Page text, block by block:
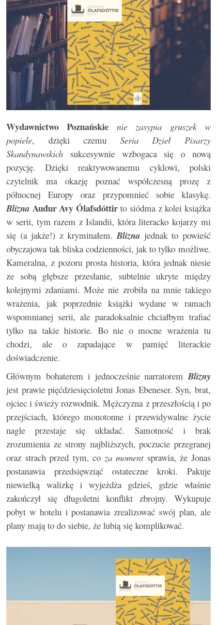
Wydawnictwo Poznańskie
nie zasypia gruszek w
popiele, dzięki czemuSeria Dzieł Pisarzy
Skandynawskich sukcesywnie wzbogaca się o nową
pozycję. Dzięki reaktywowanemu cyklowi, polski
czytelnik ma okazję poznać współczesną prozę z
północnej Europy oraz przypomnieć sobie klasykę.
Blizna Auđur Avy Ólafsdóttirto siódma z kolei książka
w serii, tym razem z Islandii, która literacko kojarzy mi
się (a jakże!) z kryminałem.Blizna jednak to powieść
obyczajowa tak bliska codzienności, jak to tylko możliwe.
Kameralna, z pozoru prosta historia, która jednak niesie
ze sobą głębsze przesłanie, subtelnie ukryte między
kolejnymi zdaniami. Może nie zrobiła na mnie takiego
wrażenia, jak poprzednie książki wydane w ramach
wspomnianej serii, ale paradoksalnie chciałbym trafiać
tylko na takie historie. Bo nie o mocne wrażenia tu
chodzi, ale o zapadające w pamięć literackie
doświadczenie.
Głównym bohaterem i jednocześnie narratoremBlizny
jest prawie pięćdziesięcioletni Jonas Ebeneser. Syn, brat,
ojciec i świeży rozwodnik. Mężczyzna z przeszłością i po
przejściach, którego monotonne i przewidywalne życie
nagle przestaje się układać. Samotność i brak
zrozumienia ze strony najbliższych, poczucie przegranej
oraz strach przed tym, co za momentsprawia, że Jonas
postanawia przedsięwziąć ostateczne kroki. Pakuje
niewielką walizkę i wyjeżdża gdzieś, gdzie właśnie
zakończył się długoletni konflikt zbrojny. Wykupuje
pobyt w hotelu i postanawia zrealizować swój plan, ale
plany mają to do siebie, że lubią się komplikować.